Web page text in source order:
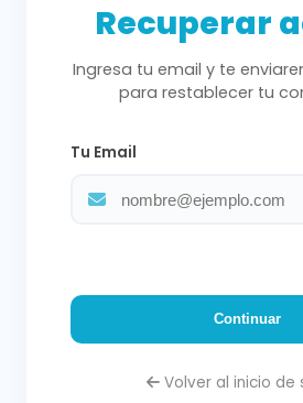
Recuperar
Ingresa tu email y te
para restablecer tu
Tu Email
Continuar
Volver al inicio de